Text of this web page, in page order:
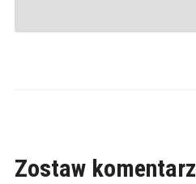
Zostaw komentarz